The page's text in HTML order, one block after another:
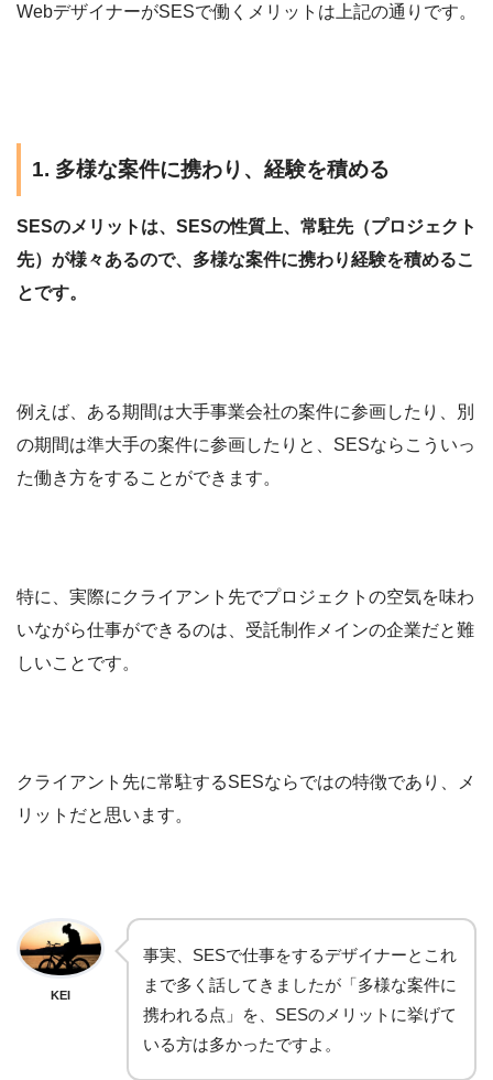
WebデザイナーがSESで働くメリットは上記の通りです。
1. 多様な案件に携わり、経験を積める
SESのメリットは、SESの性質上、常駐先（プロジェクト
先）が様々あるので、多様な案件に携わり経験を積めるこ
とです。
例えば、ある期間は大手事業会社の案件に参画したり、別
の期間は準大手の案件に参画したりと、SESならこういっ
た働き方をすることができます。
特に、実際にクライアント先でプロジェクトの空気を味わ
いながら仕事ができるのは、受託制作メインの企業だと難
しいことです。
クライアント先に常駐するSESならではの特徴であり、メ
リットだと思います。
KEI
事実、SESで仕事をするデザイナーとこれ
まで多く話してきましたが「多様な案件に
携われる点」を、SESのメリットに挙げて
いる方は多かったですよ。